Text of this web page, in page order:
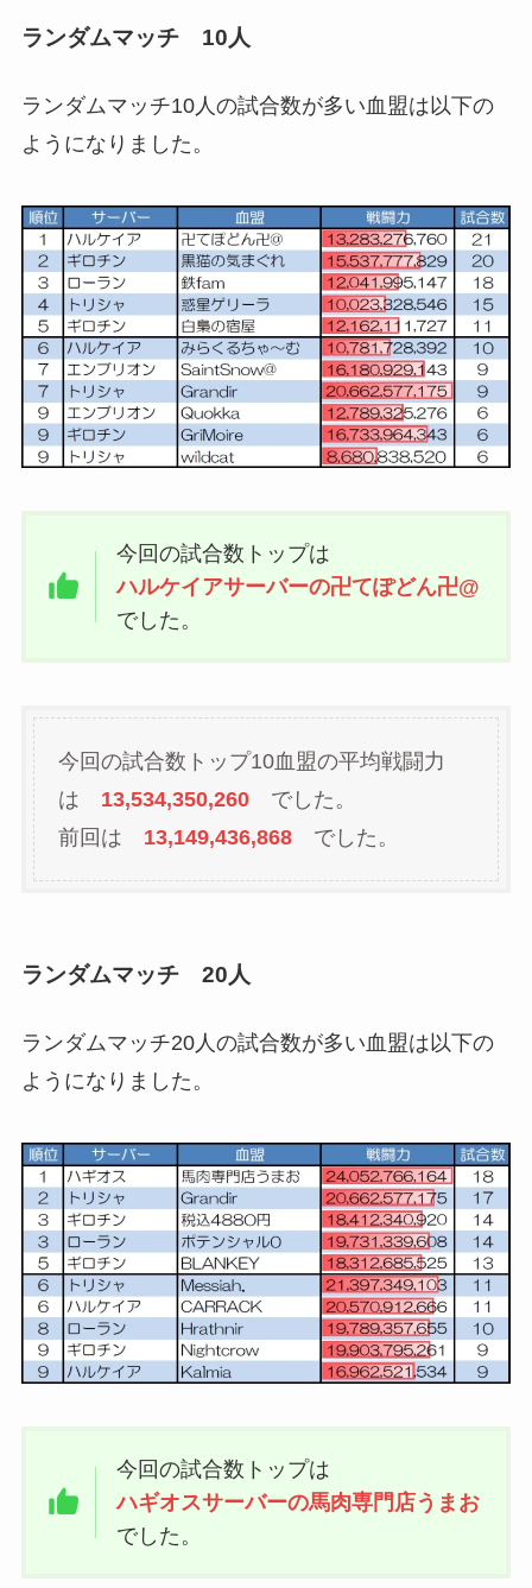
ランダムマッチ 10人
ランダムマッチ10人の試合数が多い血盟は以下の
ようになりました。
今回の試合数トップは
ハルケイアサーバーの卍てぽどん卍@
でした。
今回の試合数トップ10血盟の平均戦闘力
は 13,534,350,260でした。
前回は 13,149,436,868でした。
ランダムマッチ 20人
ランダムマッチ20人の試合数が多い血盟は以下の
ようになりました。
今回の試合数トップは
ハギオスサーバーの馬肉専門店うまお
でした。